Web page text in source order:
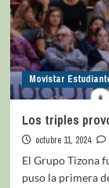
Movistar
Los triples
octubre 11, 2024
El Grupo Tizona
puso la primera